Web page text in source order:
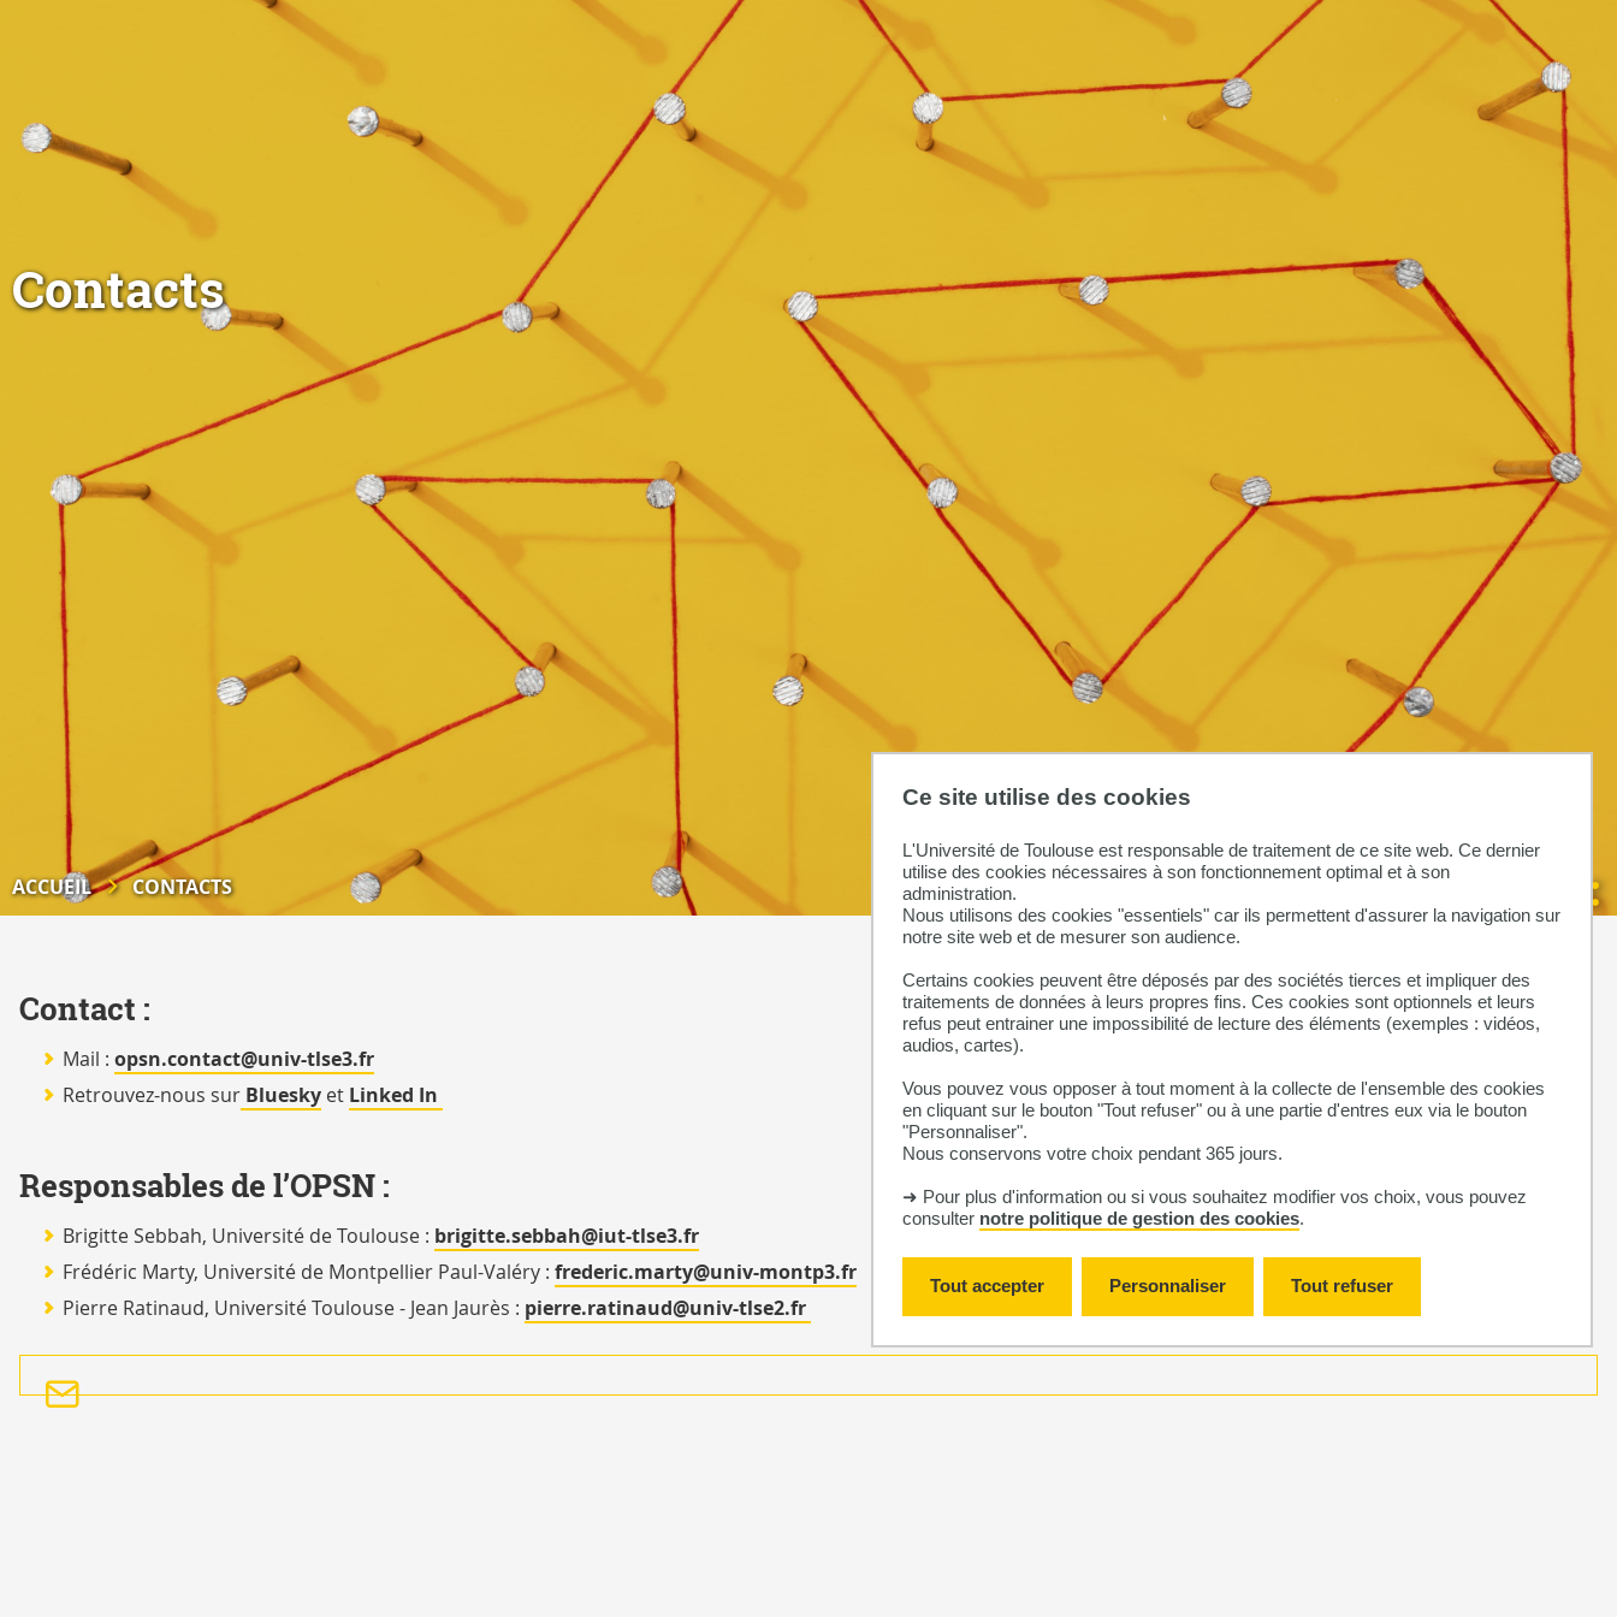
Ce site utilise des cookies
L'Université de Toulouse est responsable de traitement de ce site web. Ce dernier
utilise des cookies nécessaires à son fonctionnement optimal et à son
administration.
Nous utilisons des cookies "essentiels" car ils permettent d'assurer la navigation sur
notre site web et de mesurer son audience.
Certains cookies peuvent être déposés par des sociétés tierces et impliquer des
traitements de données à leurs propres fins. Ces cookies sont optionnels et leurs
refus peut entrainer une impossibilité de lecture des éléments (exemples : vidéos,
audios, cartes).
Vous pouvez vous opposer à tout moment à la collecte de l'ensemble des cookies
en cliquant sur le bouton "Tout refuser" ou à une partie d'entres eux via le bouton
"Personnaliser".
Nous conservons votre choix pendant 365 jours.
➜ Pour plus d'information ou si vous souhaitez modifier vos choix, vous pouvez
consulter notre politique de gestion des cookies.
Tout accepter Tout refuser
Personnaliser
Contacts
ACCUEIL CONTACTS
Contact :
Mail : opsn.contact@univ-tlse3.fr
Retrouvez-nous surBlueskyet Linked In
Responsables de l’OPSN :
Brigitte Sebbah, Université de Toulouse : brigitte.sebbah@iut-tlse3.fr
Frédéric Marty, Université de Montpellier Paul-Valéry : frederic.marty@univ-montp3.fr
Pierre Ratinaud, Université Toulouse - Jean Jaurès : pierre.ratinaud@univ-tlse2.fr